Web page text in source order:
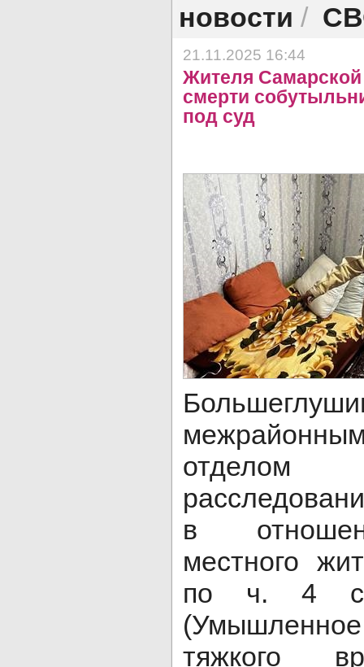
новости /
21.11.2025 16:44
Жителя Самарской
смерти
под суд
в
местного
по ч. 4
тяжкого